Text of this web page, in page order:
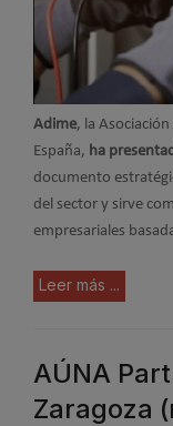
Adime, la
España, ha
documento
del sector y sirve
empresariales
Leer más ...
AÚNA
Zaragoza